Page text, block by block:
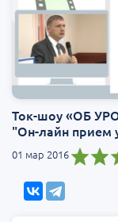
Ток-шоу «ОБ
"Он-лайн прием
01 мар 2016